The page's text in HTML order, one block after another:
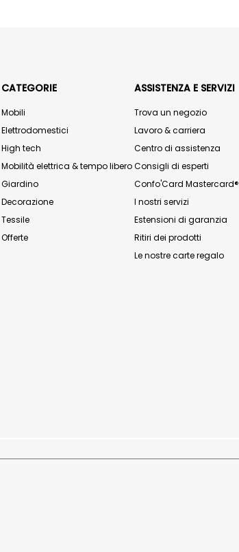
CATEGORIE
Mobili
Elettrodomestici
High tech
Mobilità elettrica & tempo libero
Giardino
Decorazione
Tessile
Offerte
ASSISTENZA E SERVIZI
Trova un negozio
Lavoro & carriera
Centro di assistenza
Consigli di esperti
Confo'Card Mastercard®
I nostri servizi
Estensioni di garanzia
Ritiri dei prodotti
Le nostre carte regalo